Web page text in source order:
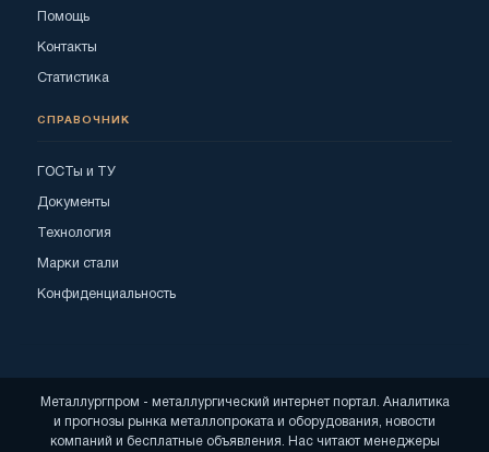
Помощь
Контакты
Статистика
СПРАВОЧНИК
ГОСТы и ТУ
Документы
Технология
Марки стали
Конфиденциальность
Металлургпром - металлургический интернет портал. Аналитика
и прогнозы рынка металлопроката и оборудования, новости
компаний и бесплатные объявления. Нас читают менеджеры